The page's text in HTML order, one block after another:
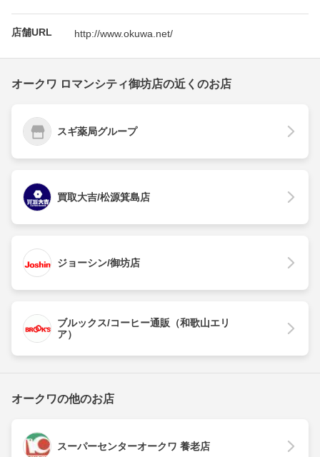
店舗URL http://www.okuwa.net/
オークワ ロマンシティ御坊店の近くのお店
スギ薬局グループ
買取大吉/松源箕島店
ジョーシン/御坊店
ブルックス/コーヒー通販（和歌山エリ
ア）
オークワの他のお店
スーパーセンターオークワ 養老店